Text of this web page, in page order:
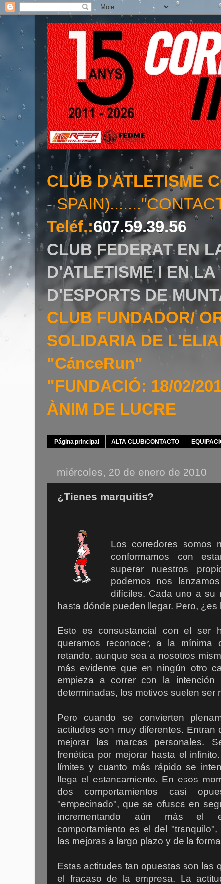
CLUB D'ATLETISME
-
Teléf.:607.59.39.56
CLUB FEDERAT EN
D'ATLETISME I EN
D'ESPORTS DE
CLUB FUNDADOR/
SOLIDARIA DE
"CánceRun"
"FUNDACIÓ: 18/02/
ÀNIM DE LUCRE
Página principal ALTA CLUB/CONTACTO
miércoles, 20 de enero de 2010
¿Tienes marquitis?
Los corredores somos
conformamos con
superar nuestros
podemos nos
difíciles. Cada uno a su
hasta dónde pueden llegar. Pero, ¿es
Esto es consustancial con el ser
queramos reconocer, a la mínima
retando, aunque sea a nosotros
más evidente que en ningún otro
empieza a correr con la intención
determinadas, los motivos suelen ser
Pero cuando se convierten
actitudes son muy diferentes. Entran
mejorar las marcas personales.
frenética por mejorar hasta el
límites y cuanto más rápido se
llega el estancamiento. En esos
dos comportamientos casi
"empecinado", que se ofusca en
incrementando aún más el
comportamiento es el del
las mejoras a largo plazo y de la
Estas actitudes tan opuestas son las
el fracaso de la empresa. La